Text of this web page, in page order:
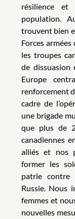
résilience
population.
trouvent bien
Forces armées
les troupes
de dissuasion
Europe
renforcement
cadre de
une brigade
que plus de
canadiennes
alliés et nos
former les
patrie contre
Russie. Nous
femmes et
nouvelles